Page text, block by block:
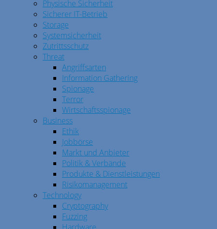
Physische Sicherheit
Sicherer IT-Betrieb
Storage
Systemsicherheit
Zutrittsschutz
Threat
Angriffsarten
Information Gathering
Spionage
Terror
Wirtschaftsspionage
Business
Ethik
Jobbörse
Markt und Anbieter
Politik & Verbände
Produkte & Dienstleistungen
Risikomanagement
Technology
Cryptography
Fuzzing